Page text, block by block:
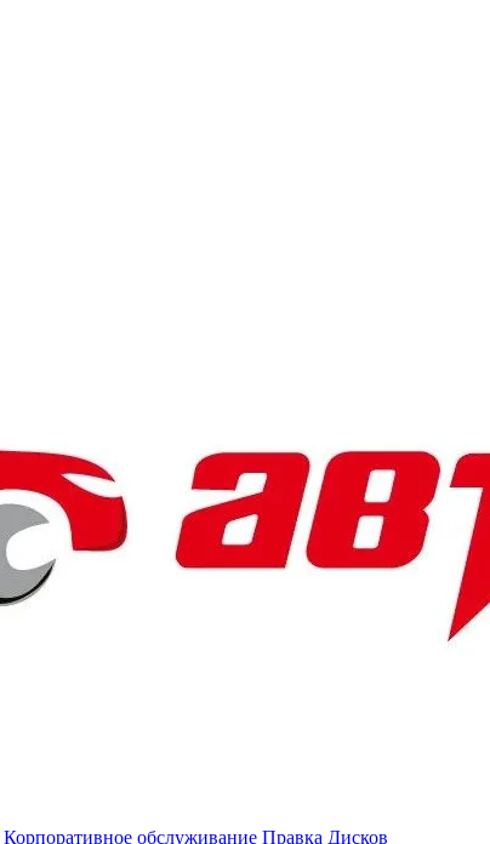
Корпоративное обслуживание Правка Дисков